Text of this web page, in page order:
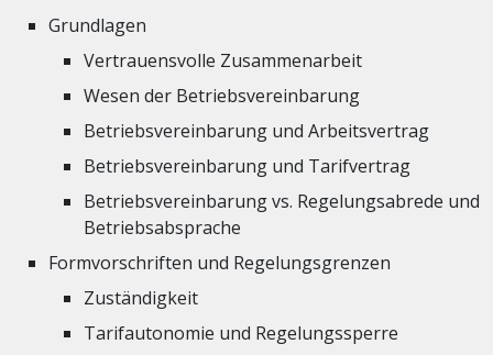
Grundlagen
Vertrauensvolle Zusammenarbeit
Wesen der Betriebsvereinbarung
Betriebsvereinbarung und Arbeitsvertrag
Betriebsvereinbarung und Tarifvertrag
Betriebsvereinbarung vs. Regelungsabrede und
Betriebsabsprache
Formvorschriften und Regelungsgrenzen
Zuständigkeit
Tarifautonomie und Regelungssperre